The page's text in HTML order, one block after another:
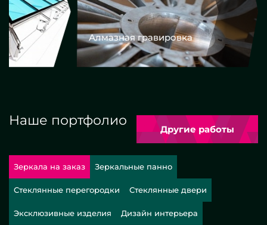
Алмазная гравировка
Наше портфолио
Другие работы
Зеркала на заказ Зеркальные панно
Стеклянные перегородки Стеклянные двери
Эксклюзивные изделия Дизайн интерьера